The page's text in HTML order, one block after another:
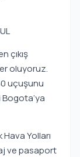
çıkış
oluyoruz.
uçuşunu
Yolları
ve pasaport